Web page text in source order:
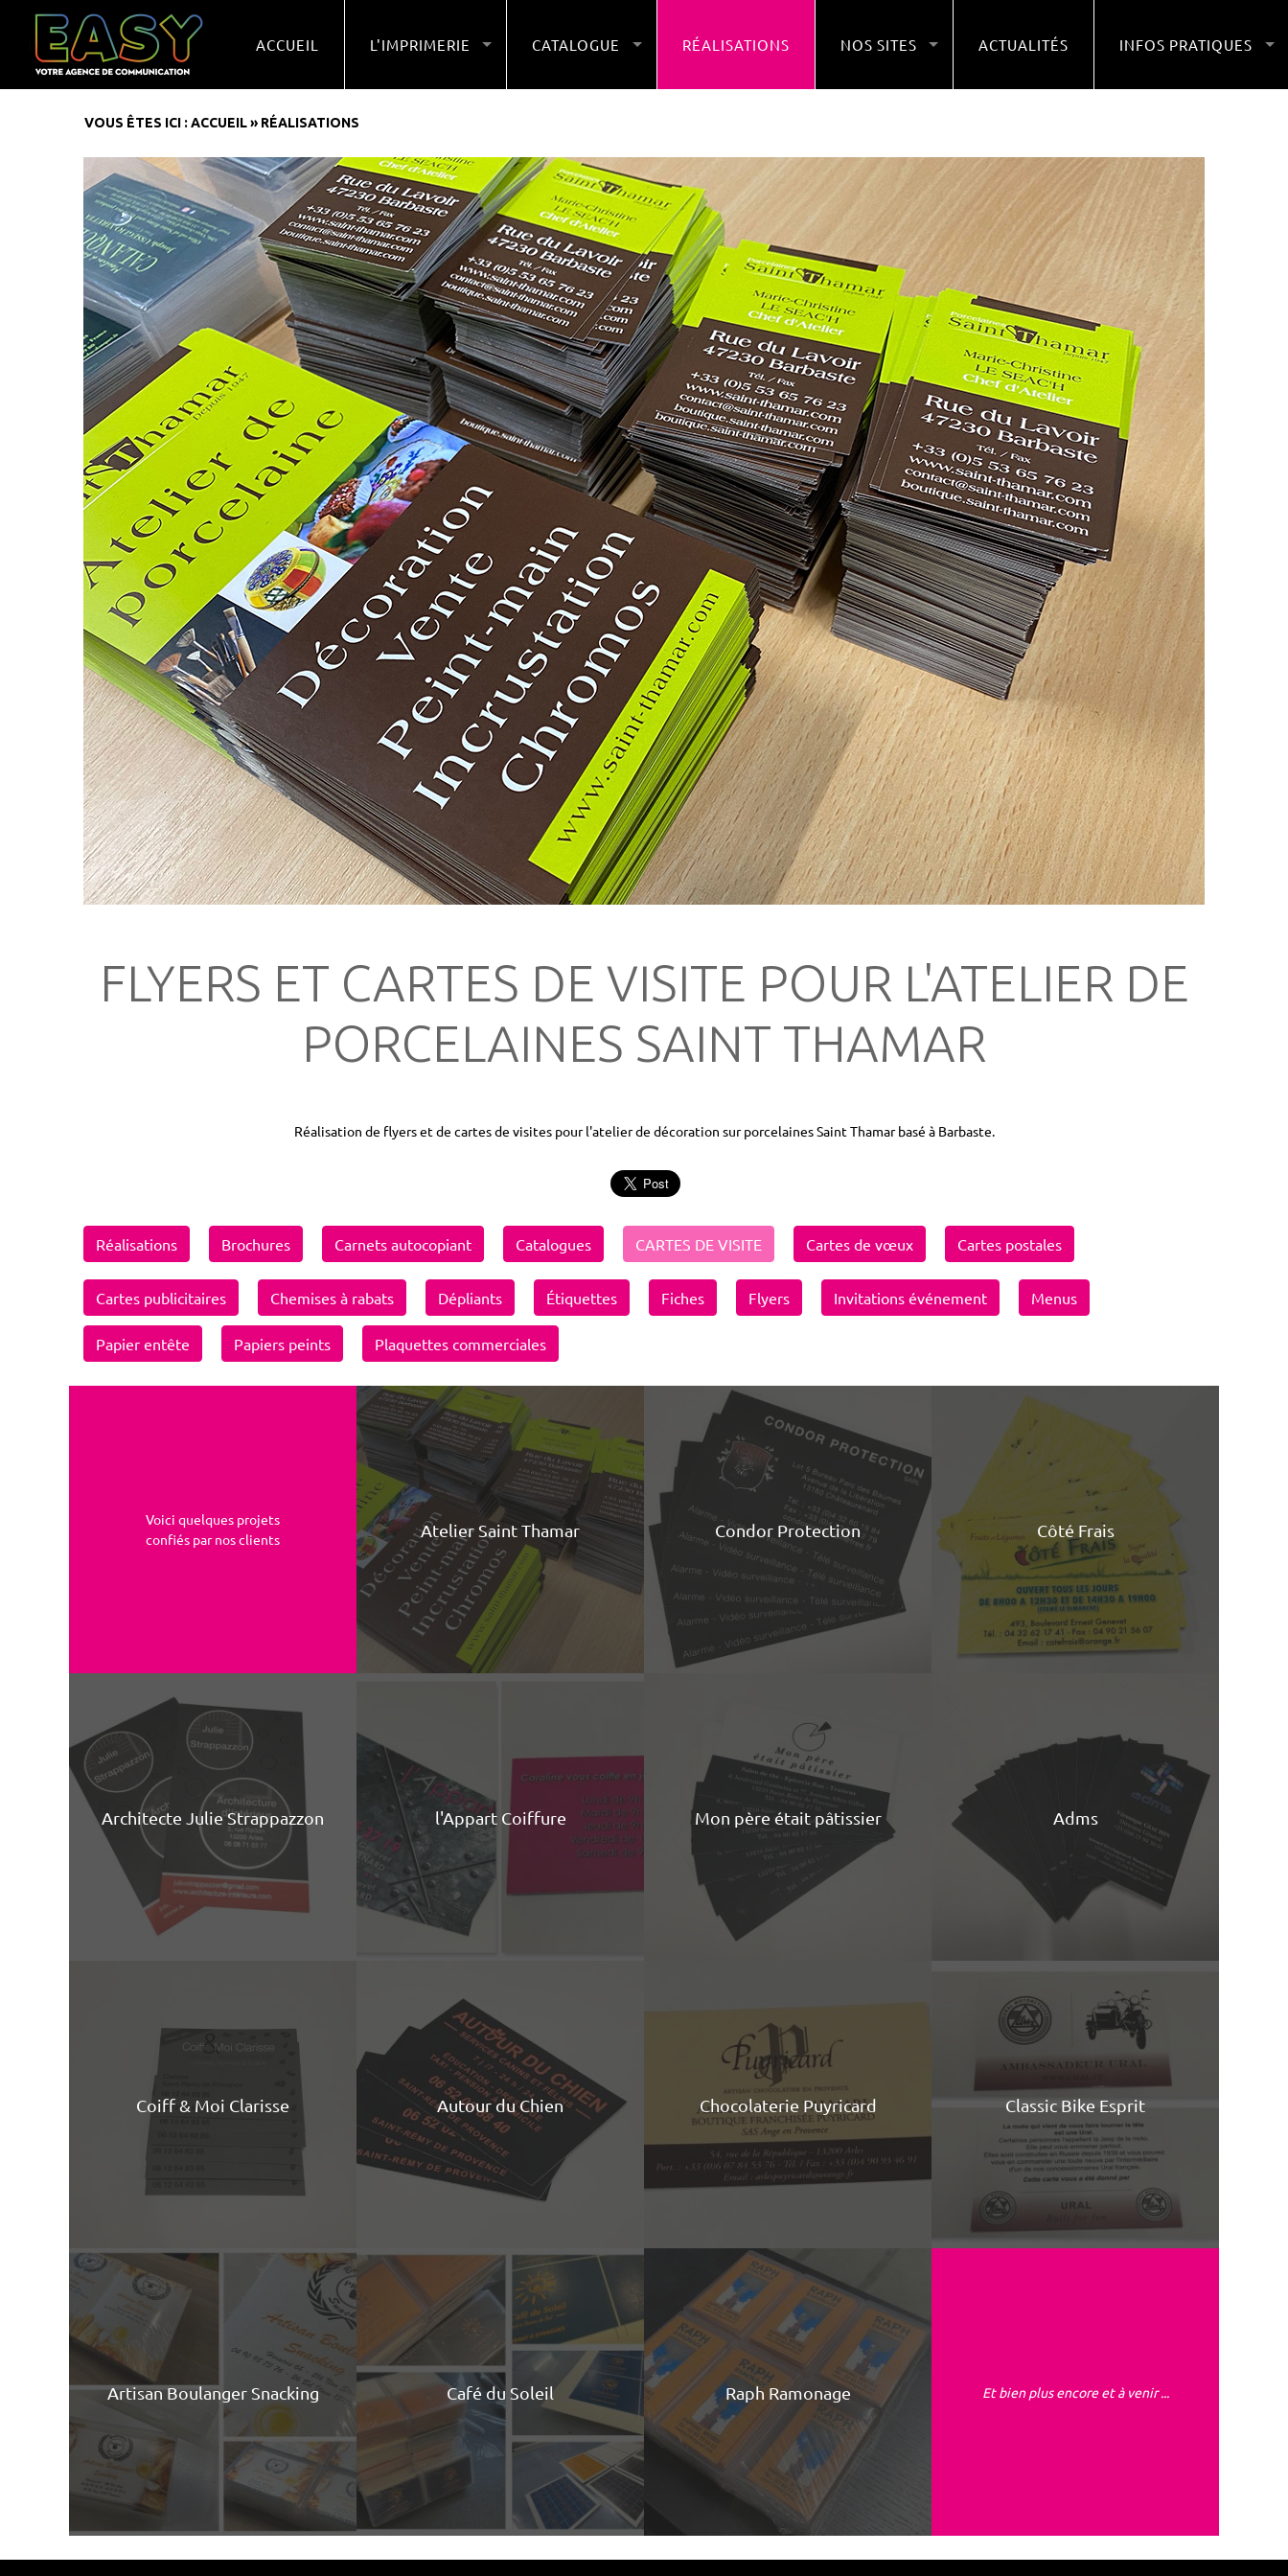
ACCUEIL L'IMPRIMERIE CATALOGUE RÉALISATIONS NOS SITES ACTUALITÉS INFOS PRATIQUES
VOUS ÊTES ICI : ACCUEIL» RÉALISATIONS
FLYERS ET CARTES DE VISITE POUR L'ATELIER DE
PORCELAINES SAINT THAMAR
Réalisation de flyers et de cartes de visites pour l'atelier de décoration sur porcelaines Saint Thamar basé à Barbaste.
Réalisations Brochures Carnets autocopiant Catalogues CARTES DE VISITE Cartes de vœux Cartes postales
Cartes publicitaires Chemises à rabats Dépliants Étiquettes Fiches Flyers Invitations événement Menus
Papier entête Papiers peints Plaquettes commerciales
Voici quelques projets
confiés par nos clients
Atelier Saint Thamar Condor Protection Côté Frais
Architecte Julie Strappazzon l'Appart Coiffure Mon père était pâtissier Adms
Coiff & Moi Clarisse Autour du Chien Chocolaterie Puyricard Classic Bike Esprit
Artisan Boulanger Snacking Café du Soleil Raph Ramonage Et bien plus encore et à venir ...